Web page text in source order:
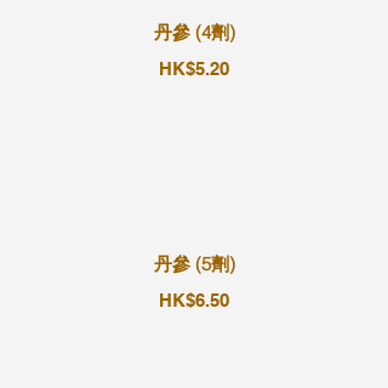
丹參 (4劑)
HK$5.20
丹參 (5劑)
HK$6.50